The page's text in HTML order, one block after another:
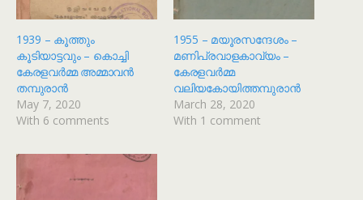
1939 – കൂത്തും
കൂടിയാട്ടവും – കൊച്ചി
കേരളവർമ്മ അമ്മാവൻ
തമ്പുരാൻ
May 7, 2020
With 6 comments
1955 – മയൂരസന്ദേശം –
മണിപ്രവാളകാവ്യം –
കേരളവർമ്മ
വലിയകോയിത്തമ്പുരാൻ
March 28, 2020
With 1 comment